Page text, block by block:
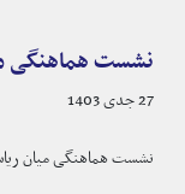
نشست هماهنگی
27 جدی 1403
نشست هماهنگی میان